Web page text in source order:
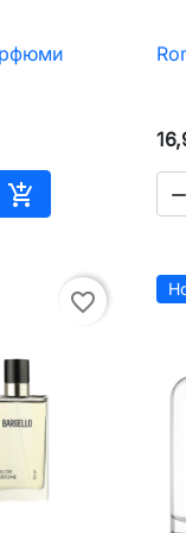

Добавяне към

favorite_border